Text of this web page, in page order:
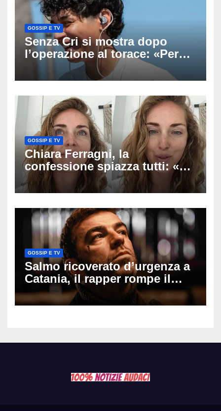
GOSSIP E TV
Senza Cri si mostra dopo
l’operazione al torace: «Per
anni mi sentivo in trappola», il
racconto sul difficile percorso
GOSSIP E TV
Chiara Ferragni, la
confessione spiazza tutti: «Un
mio ex voleva che mi rifacessi
il seno». Poi svela i ritocchi di
GOSSIP E TV
Salmo ricoverato d’urgenza a
Catania, il rapper rompe il
silenzio dopo la notte in
ospedale: come sta e cosa